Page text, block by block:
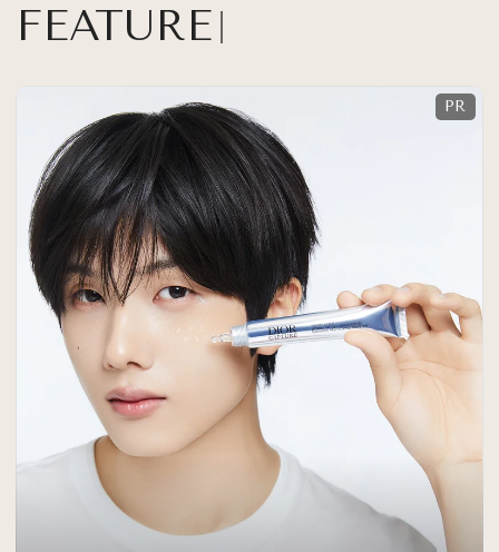
FEATURE